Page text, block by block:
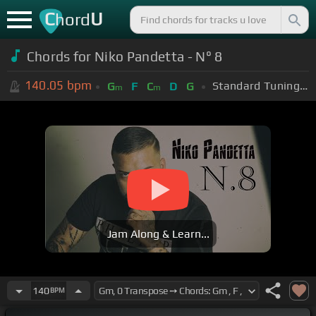
ChordU
Chords for Niko Pandetta - N° 8
140.05 bpm Gm F Cm D G Standard Tuning (EADGBE)
Jam Along & Learn...
140BPM